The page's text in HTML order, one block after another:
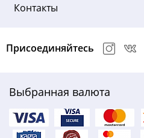
Контакты
Выбранная валюта
Присоединяйтесь